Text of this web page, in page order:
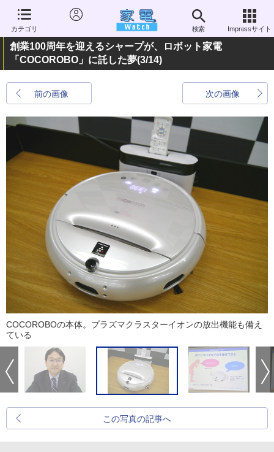
カテゴリ 検索 Impressサイト
創業100周年を迎えるシャープが、ロボット家電
「COCOROBO」に託した夢(3/14)
前の画像 次の画像
COCOROBOの本体。プラズマクラスターイオンの放出機能も備え
ている
この写真の記事へ